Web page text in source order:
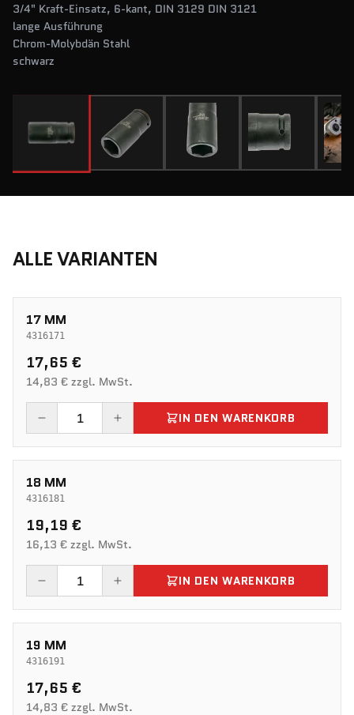
3/4" Kraft-Einsatz, 6-kant, DIN 3129 DIN 3121
lange Ausführung
Chrom-Molybdän Stahl
schwarz
ALLE VARIANTEN
17 MM
4316171
17,65 €
14,83 € zzgl. MwSt.
IN DEN WARENKORB
18 MM
4316181
19,19 €
16,13 € zzgl. MwSt.
IN DEN WARENKORB
19 MM
4316191
17,65 €
14,83 € zzgl. MwSt.